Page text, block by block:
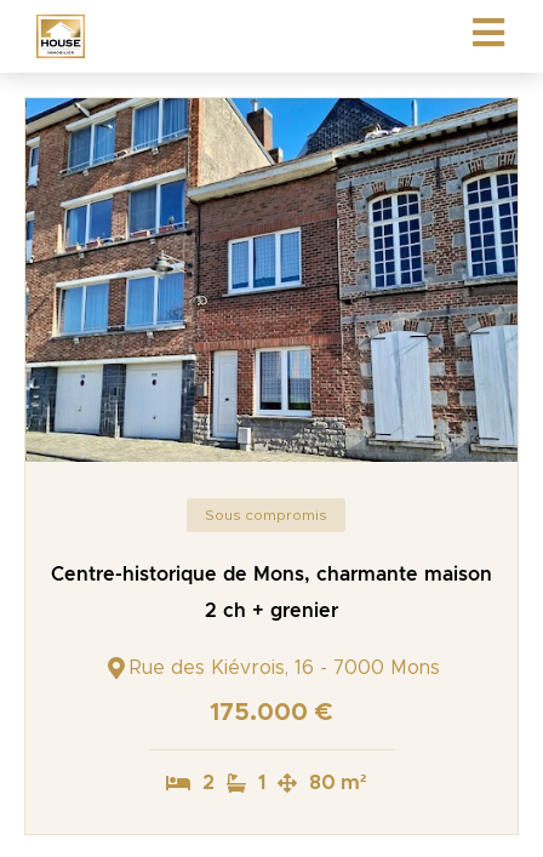
Sous compromis
Centre-historique de Mons, charmante maison
2 ch + grenier
Rue des Kiévrois, 16 - 7000 Mons
175.000 €
2 1 80 m²